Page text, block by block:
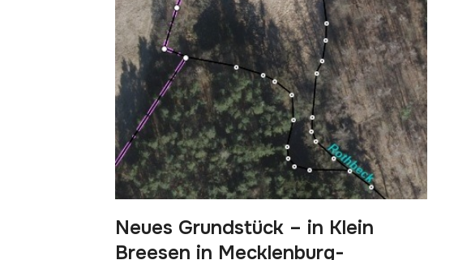
Neues Grundstück – in Klein
Breesen in Mecklenburg-